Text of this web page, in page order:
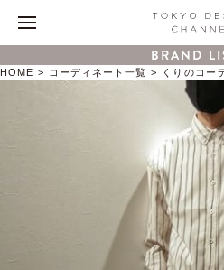
BRAND
HOME コーディネート一覧 くりのコー